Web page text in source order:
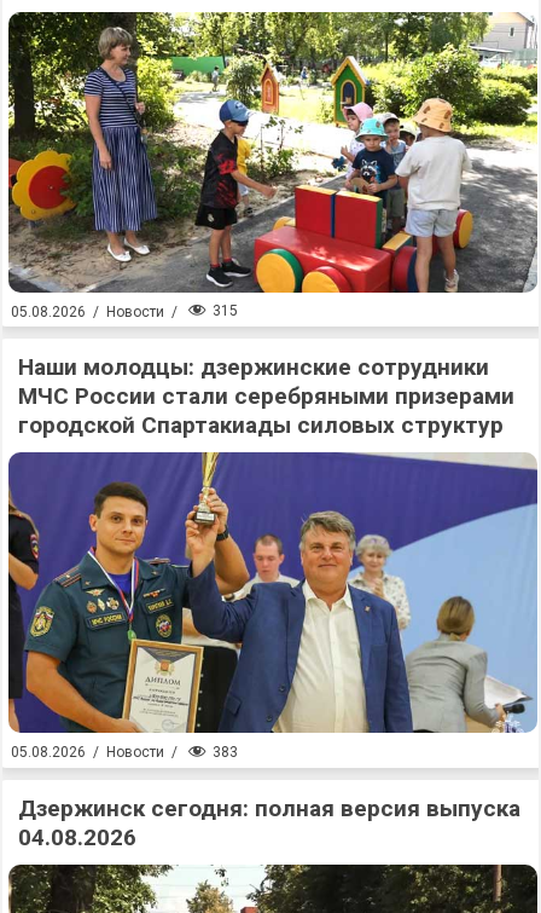
05.08.2026 / Новости / 315
Наши молодцы: дзержинские сотрудники
МЧС России стали серебряными призерами
городской Спартакиады силовых структур
05.08.2026 / Новости / 383
Дзержинск сегодня: полная версия выпуска
04.08.2026